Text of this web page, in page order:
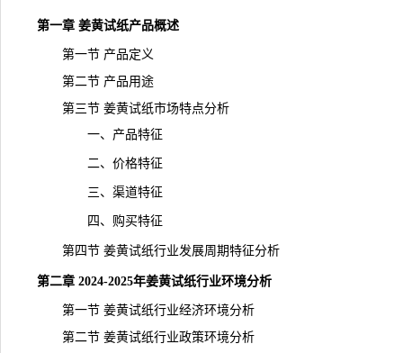
第一章 姜黄试纸产品概述
第一节 产品定义
第二节 产品用途
第三节 姜黄试纸市场特点分析
一、产品特征
二、价格特征
三、渠道特征
四、购买特征
第四节 姜黄试纸行业发展周期特征分析
第二章 2024-2025年姜黄试纸行业环境分析
第一节 姜黄试纸行业经济环境分析
第二节 姜黄试纸行业政策环境分析